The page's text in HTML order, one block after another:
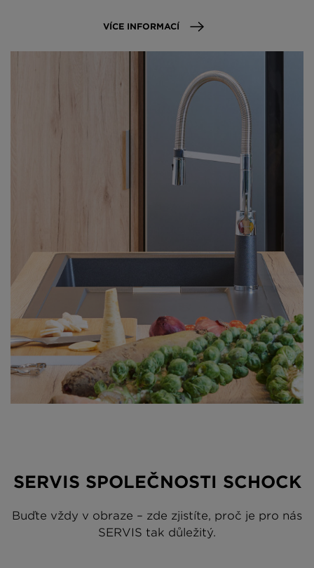
VÍCE INFORMACÍ
SERVIS SPOLEČNOSTI SCHOCK
Buďte vždy v obraze – zde zjistíte, proč je pro nás
SERVIS tak důležitý.